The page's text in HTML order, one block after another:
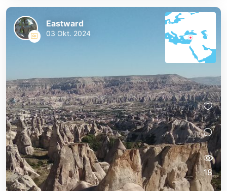
Eastward
03 Okt. 2024
18